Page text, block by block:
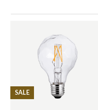
SALE